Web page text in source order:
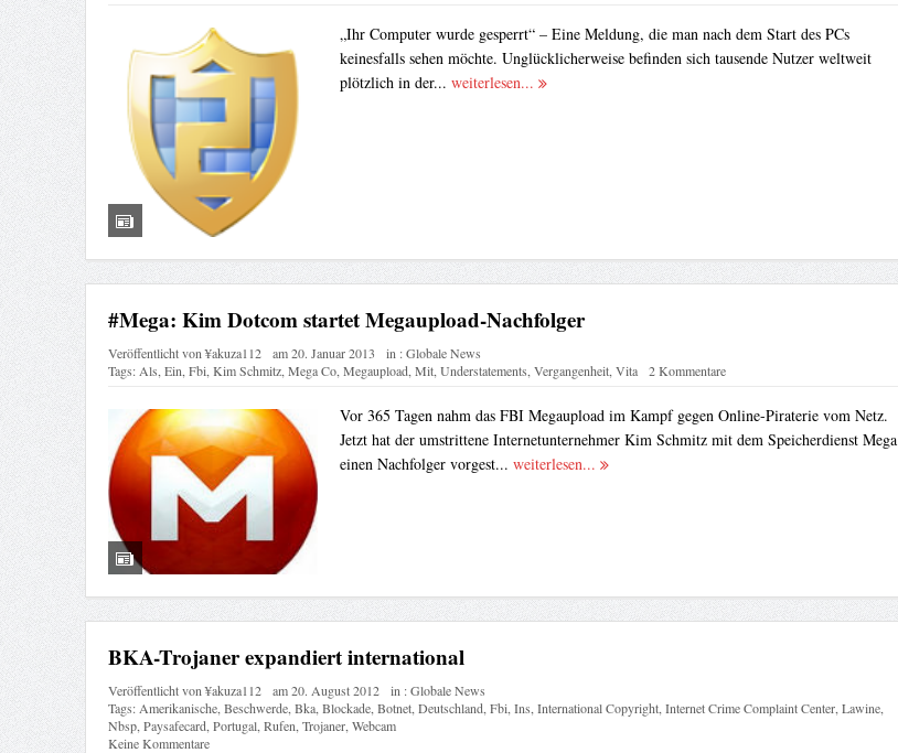
„Ihr Computer wurde gesperrt“ – Eine Meldung, die man nach dem Start des PCs
keinesfalls sehen möchte. Unglücklicherweise befinden sich tausende Nutzer weltweit
plötzlich in der... weiterlesen...
#Mega: Kim Dotcom startet Megaupload-Nachfolger
Veröffentlicht von¥akuza112 am20. Januar 2013 in :Globale News
Tags:Als,Ein,Fbi,Kim Schmitz,Mega Co,Megaupload,Mit,Understatements,Vergangenheit,Vita 2 Kommentare
Vor 365 Tagen nahm das FBI Megaupload im Kampf gegen Online-Piraterie vom Netz.
Jetzt hat der umstrittene Internetunternehmer Kim Schmitz mit dem Speicherdienst Mega
einen Nachfolger vorgest... weiterlesen...
BKA-Trojaner expandiert international
Veröffentlicht von¥akuza112 am20. August 2012 in :Globale News
Tags: Amerikanische, Beschwerde, Bka, Blockade, Botnet, Deutschland, Fbi Ins International Copyright, Internet Crime Complaint Center, Lawine,
Nbsp, Paysafecard, Portugal, Rufen Trojaner, Webcam
Keine Kommentare